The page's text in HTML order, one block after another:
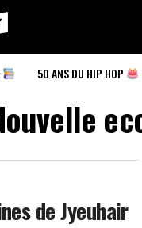
50 ANS DU HIP HOP
de Jyeuhair